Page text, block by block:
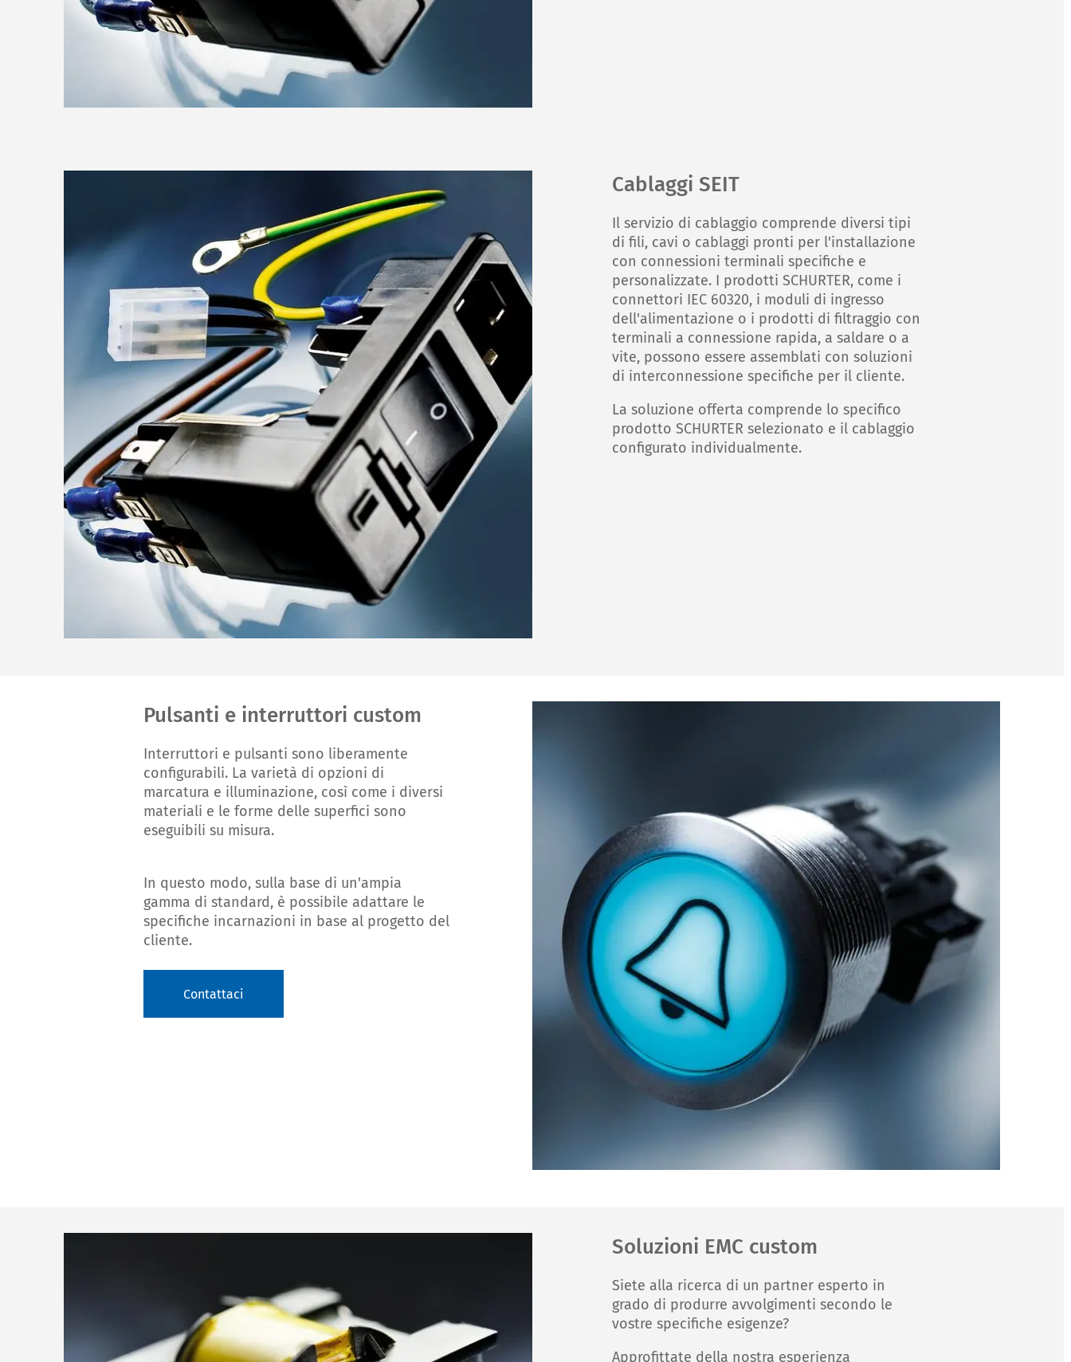
Cablaggi SEIT
Il servizio di cablaggio comprende diversi tipi
di fili, cavi o cablaggi pronti per l'installazione
con connessioni terminali specifiche e
personalizzate. I prodotti SCHURTER, come i
connettori IEC 60320, i moduli di ingresso
dell'alimentazione o i prodotti di filtraggio con
terminali a connessione rapida, a saldare o a
vite, possono essere assemblati con soluzioni
di interconnessione specifiche per il cliente.
La soluzione offerta comprende lo specifico
prodotto SCHURTER selezionato e il cablaggio
configurato individualmente.
Pulsanti e interruttori custom
Interruttori e pulsanti sono liberamente
configurabili. La varietà di opzioni di
marcatura e illuminazione, così come i diversi
materiali e le forme delle superfici sono
eseguibili su misura.
In questo modo, sulla base di un'ampia
gamma di standard, è possibile adattare le
specifiche incarnazioni in base al progetto del
cliente.
Contattaci
Soluzioni EMC custom
Siete alla ricerca di un partner esperto in
grado di produrre avvolgimenti secondo le
vostre specifiche esigenze?
Approfittate della nostra esperienza